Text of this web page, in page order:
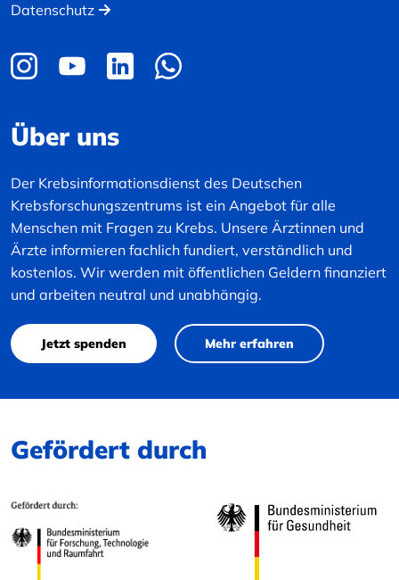
Datenschutz
Über uns
Der Krebsinformationsdienst des Deutschen
Krebsforschungszentrums ist ein Angebot für alle
Menschen mit Fragen zu Krebs. Unsere Ärztinnen und
Ärzte informieren fachlich fundiert, verständlich und
kostenlos. Wir werden mit öffentlichen Geldern finanziert
und arbeiten neutral und unabhängig.
Jetzt spenden Mehr erfahren
Gefördert durch